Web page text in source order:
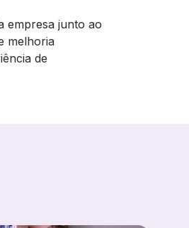
empresa junto ao
melhoria
de